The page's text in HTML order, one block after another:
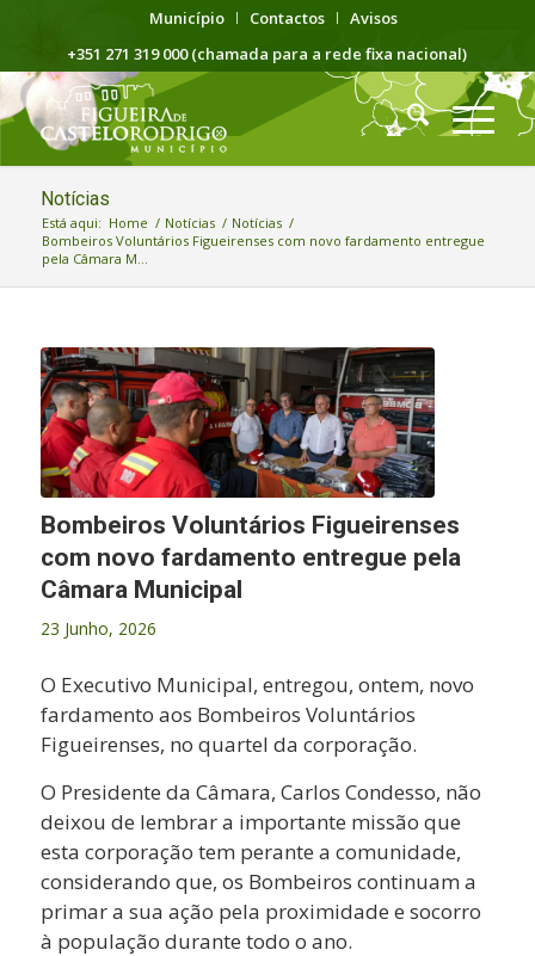
Município Contactos
Avisos
+351 271 319 000 (chamada para a rede fixa nacional)
Notícias
Está aqui: Home / Notícias / Notícias /
Bombeiros Voluntários Figueirenses com novo fardamento entregue
pela Câmara M...
Bombeiros Voluntários Figueirenses
com novo fardamento entregue pela
Câmara Municipal
23 Junho, 2026
O Executivo Municipal, entregou, ontem, novo
fardamento aos Bombeiros Voluntários
Figueirenses, no quartel da corporação.
O Presidente da Câmara, Carlos Condesso, não
deixou de lembrar a importante missão que
esta corporação tem perante a comunidade,
considerando que, os Bombeiros continuam a
primar a sua ação pela proximidade e socorro
à população durante todo o ano.